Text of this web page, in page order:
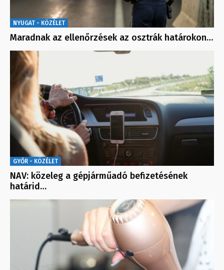
NYUGAT - KÖZÉLET
Maradnak az ellenőrzések az osztrák határokon…
GYŐR - KÖZÉLET
NAV: közeleg a gépjárműadó befizetésének
határid…